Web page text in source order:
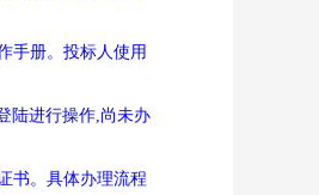
手册。投标人使用
陆进行操作,尚未办
书。具体办理流程